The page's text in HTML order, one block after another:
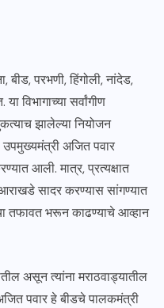
बीड, परभणी, हिंगोली, नांदेड,
विभागाच्या सर्वांगीण
झालेल्या नियोजन
उपमुख्यमंत्री अजित पवार
आली. मात्र, प्रत्यक्षात
सादर करण्यास सांगण्यात
तफावत भरून काढण्याचे आव्हान
असून त्यांना मराठवाड्यातील
पवार हे बीडचे पालकमंत्री